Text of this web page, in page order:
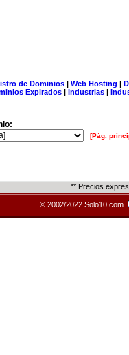
de Dominios| Web Hosting |
Expirados | Industrias |
[Pág.
** Precios
© 2002/2022 Solo10.com